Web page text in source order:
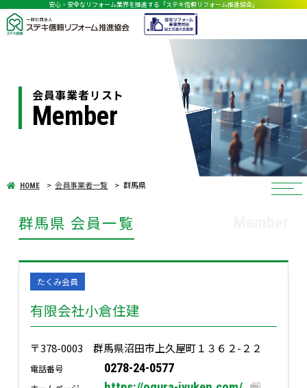
安心・安全なリフォーム業界を推進する「ステキ信頼リフォーム推進協会」
会員事業者リスト
Member
HOME 会員事業者一覧 群馬県
群馬県 会員一覧
有限会社小倉住建
たくみ会員
〒378-0003 群馬県沼田市上久屋町１３６２-２２
電話番号 0278-24-0577